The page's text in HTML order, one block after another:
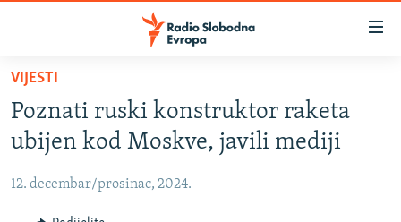
Pređite
glavni
sadržaj
Pređite
na
BOSNA I HERCEGOVINA
SRBIJA
KOSOVO
VIJESTI
Poznati ruski konstruktor raketa
ubijen kod Moskve, javili mediji
12. decembar/prosinac, 2024.